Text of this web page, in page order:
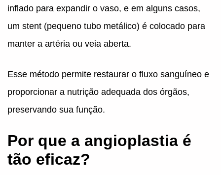
inflado para expandir o vaso, e em alguns casos,
um stent (pequeno tubo metálico) é colocado para
manter a artéria ou veia aberta.
Esse método permite restaurar o fluxo sanguíneo e
proporcionar a nutrição adequada dos órgãos,
preservando sua função.
Por que a angioplastia é
tão eficaz?